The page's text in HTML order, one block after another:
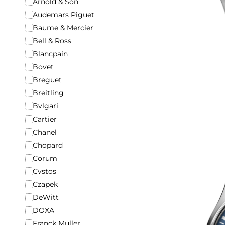
Audemars Piguet
Baume & Mercier
Bell & Ross
Blancpain
Bovet
Breguet
Breitling
Bvlgari
Cartier
Chanel
Chopard
Corum
Cvstos
Czapek
DeWitt
DOXA